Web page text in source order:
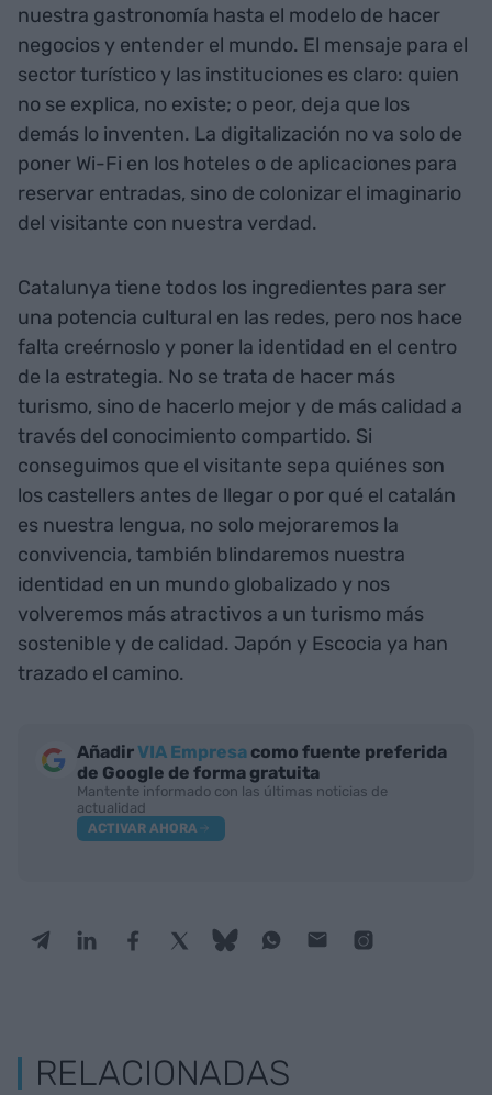
nuestra gastronomía hasta el modelo de hacer
negocios y entender el mundo. El mensaje para el
sector turístico y las instituciones es claro: quien
no se explica, no existe; o peor, deja que los
demás lo inventen. La digitalización no va solo de
poner Wi-Fi en los hoteles o de aplicaciones para
reservar entradas, sino de colonizar el imaginario
del visitante con nuestra verdad.
Catalunya tiene todos los ingredientes para ser
una potencia cultural en las redes, pero nos hace
falta creérnoslo y poner la identidad en el centro
de la estrategia. No se trata de hacer más
turismo, sino de hacerlo mejor y de más calidad a
través del conocimiento compartido. Si
conseguimos que el visitante sepa quiénes son
los castellers antes de llegar o por qué el catalán
es nuestra lengua, no solo mejoraremos la
convivencia, también blindaremos nuestra
identidad en un mundo globalizado y nos
volveremos más atractivos a un turismo más
sostenible y de calidad. Japón y Escocia ya han
trazado el camino.
AñadirVIA Empresa como fuente preferida
de Google de forma gratuita
Mantente informado con las últimas noticias de
actualidad
ACTIVAR AHORA
RELACIONADAS